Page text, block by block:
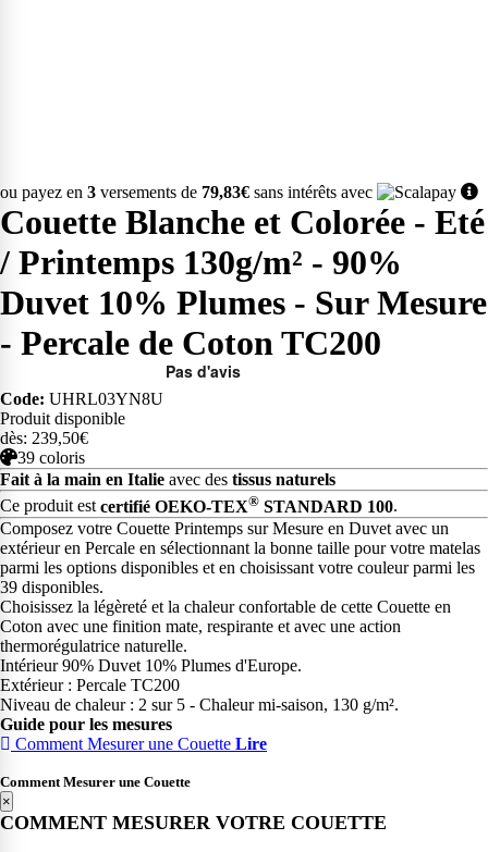
ou payez en 3 versements de 79,83€ sans intérêts avec
Couette Blanche et Colorée - Eté
/ Printemps 130g/m² - 90%
Duvet 10% Plumes - Sur Mesure
- Percale de Coton TC200
Code: UHRL03YN8U
Produit disponible
dès: 239,50€
39 coloris
Fait à la main en Italie avec des tissus naturels
Ce produit estcertifié OEKO-TEX® STANDARD 100.
Composez votre Couette Printemps sur Mesure en Duvet avec un
extérieur en Percale en sélectionnant la bonne taille pour votre matelas
parmi les options disponibles et en choisissant votre couleur parmi les
39 disponibles.
Choisissez la légèreté et la chaleur confortable de cette Couette en
Coton avec une finition mate, respirante et avec une action
thermorégulatrice naturelle.
Intérieur 90% Duvet 10% Plumes d'Europe.
Extérieur : Percale TC200
Niveau de chaleur : 2 sur 5 - Chaleur mi-saison, 130 g/m².
Guide pour les mesures
Comment Mesurer une Couette Lire
Comment Mesurer une Couette
×
COMMENT MESURER VOTRE COUETTE